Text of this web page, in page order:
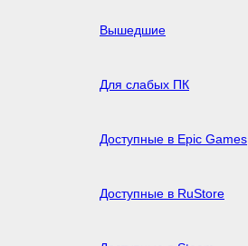
Вышедшие
Для слабых ПК
Доступные в Epic Games
Доступные в RuStore